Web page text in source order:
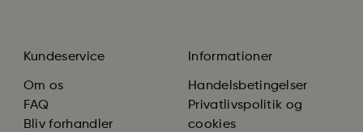
Kundeservice
Om os
FAQ
Bliv forhandler
Informationer
Handelsbetingelser
Privatlivspolitik og
cookies